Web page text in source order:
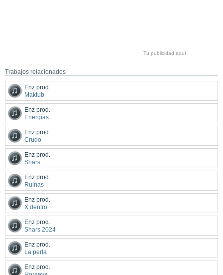
Tu publicidad aquí
Trabajos relacionados
Enz prod.
Maktub
Enz prod.
Energías
Enz prod.
Crudo
Enz prod.
Shars
Enz prod.
Ruinas
Enz prod.
X dentro
Enz prod.
Shars 2024
Enz prod.
La perla
Enz prod.